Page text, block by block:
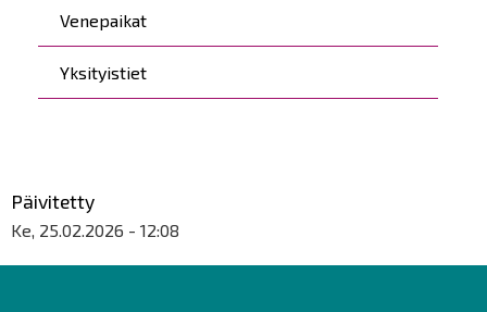
Venepaikat
Yksityistiet
Päivitetty
Ke, 25.02.2026 - 12:08